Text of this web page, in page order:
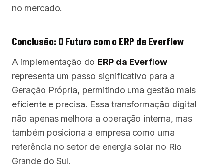
no mercado.
Conclusão: O Futuro com o ERP da Everflow
A implementação do ERP da Everflow
representa um passo significativo para a
Geração Própria, permitindo uma gestão mais
eficiente e precisa. Essa transformação digital
não apenas melhora a operação interna, mas
também posiciona a empresa como uma
referência no setor de energia solar no Rio
Grande do Sul.